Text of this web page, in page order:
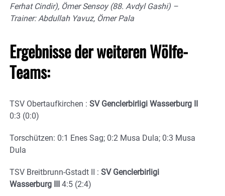
Ferhat Cindir), Ömer Sensoy (88. Avdyl Gashi) –
Trainer: Abdullah Yavuz, Ömer Pala
Ergebnisse der weiteren Wölfe-
Teams:
TSV Obertaufkirchen : SV Genclerbirligi Wasserburg II
0:3 (0:0)
Torschützen: 0:1 Enes Sag; 0:2 Musa Dula; 0:3 Musa
Dula
TSV Breitbrunn-Gstadt II : SV Genclerbirligi
Wasserburg III 4:5 (2:4)